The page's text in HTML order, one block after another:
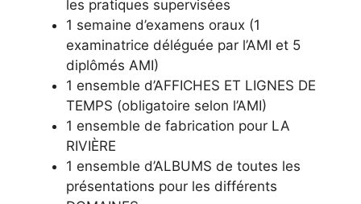
les pratiques supervisées
1 semaine d’examens oraux (1
examinatrice déléguée par l’AMI et 5
diplômés AMI)
1 ensemble d’AFFICHES ET LIGNES DE
TEMPS (obligatoire selon l’AMI)
1 ensemble de fabrication pour LA
RIVIÈRE
1 ensemble d’ALBUMS de toutes les
présentations pour les différents